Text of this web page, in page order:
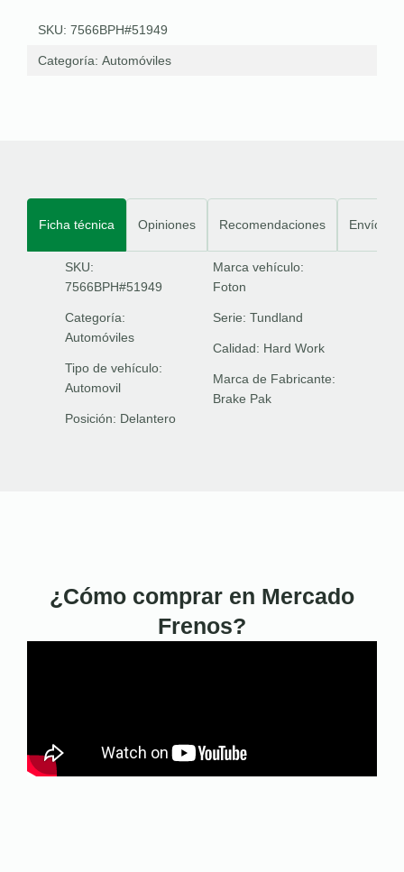
SKU: 7566BPH#51949
Categoría: Automóviles
Ficha técnica Opiniones Recomendaciones Envíos
SKU:
7566BPH#51949
Categoría:
Automóviles
Tipo de vehículo:
Automovil
Posición: Delantero
Marca vehículo:
Foton
Serie: Tundland
Calidad: Hard Work
Marca de Fabricante:
Brake Pak
¿Cómo comprar en Mercado
Frenos?